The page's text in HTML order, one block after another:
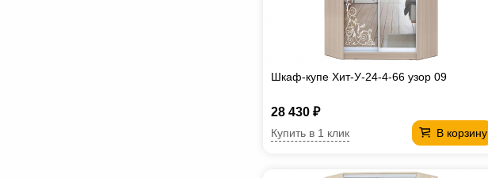
Шкаф-купе Хит-У-24-4-66 узор 09
28 430 ₽
В корзину
Купить в 1 клик